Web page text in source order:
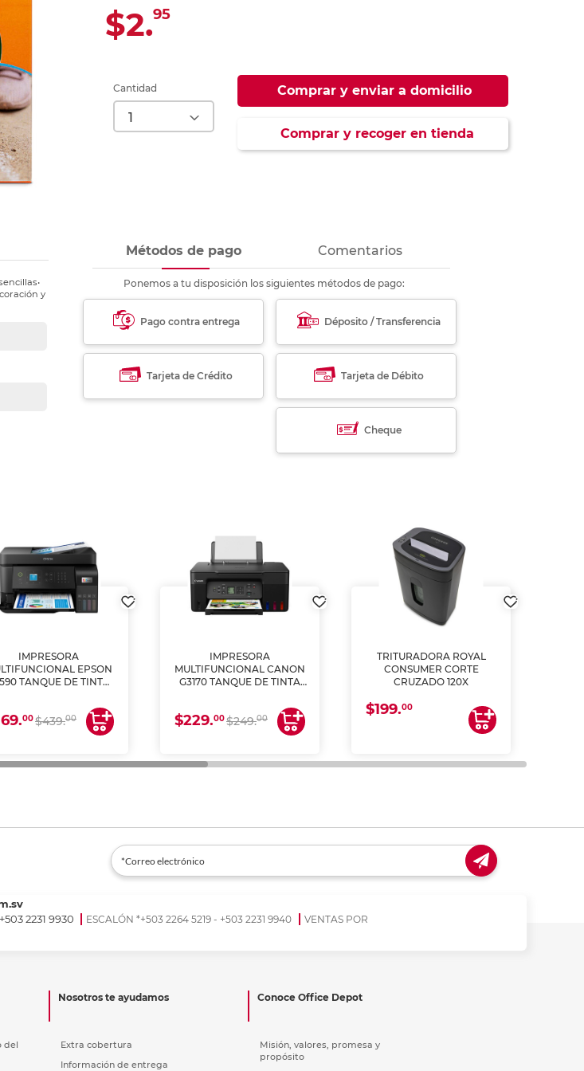
$2.95
Cantidad Comprar y enviar a domicilio
Comprar y recoger en tienda
y
Métodos de pago Comentarios
Ponemos a tu disposición los siguientes métodos de pago:
Pago contra entrega Déposito / Transferencia
Tarjeta de Crédito Tarjeta de Débito
Cheque
IMPRESORA
EPSON
TANQUE DE TINTA
00$439.00
IMPRESORA
MULTIFUNCIONAL CANON
G3170 TANQUE DE TINTA
$229.00$249.00
TRITURADORA ROYAL
CONSUMER CORTE
CRUZADO 120X
$199.00
2231 9930
ESCALÓN *+503 2264 5219 - +503 2231 9940
VENTAS POR
del
Nosotros te ayudamos
Extra cobertura
Información de entrega
Conoce Office Depot
Misión, valores, promesa y
propósito